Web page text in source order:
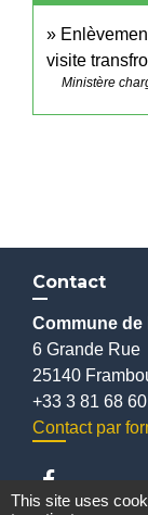
visite
Ministère
Contact
Commune
6 Grande Rue
25140
+33 3 81 68
Contact par
This site uses